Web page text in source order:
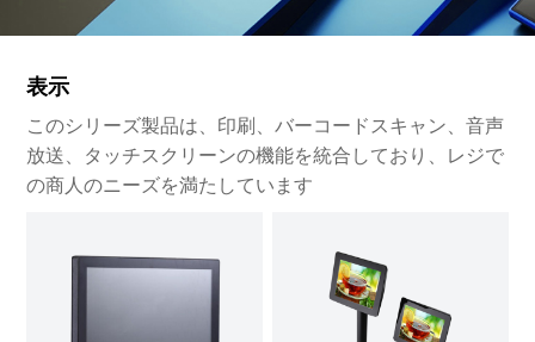
表示
このシリーズ製品は、印刷、バーコードスキャン、音声
放送、タッチスクリーンの機能を統合しており、レジで
の商人のニーズを満たしています